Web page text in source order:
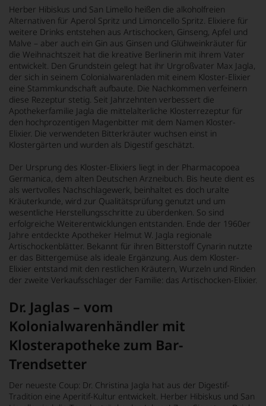
Herber Hibiskus und San Limello heißen die alkoholfreien
Alternativen für Aperol Spritz und Limoncello Spritz. Elixiere für
weitere Drinks entstehen aus Artischocken, Ginseng, Apfel und
Malve – aber auch ein Gin aus Ginsen und Glühweinkräuter für
die Weihnachtszeit hat die kreative Berlinerin mit ihrem Vater
entwickelt. Den Grundstein gelegt hat ihr Urgroßvater Max Jagla,
der sich in seinem Colonialwarenladen mit einem Kloster-Elixier
eine Stammkundschaft aufbaute. Die Nachkommen verfeinern
diese Rezeptur stetig. Seit Jahrzehnten verbessert die
Apothekerfamilie Jagla die mittelalterliche Klosterrezeptur für
den hochprozentigen Magenbitter mit dem Namen Kloster-
Elixier. Die verwendeten Bitterkräuter wuchsen einst in
Klostergärten und wurden als Digestif geschätzt.
Der Ursprung des Kloster-Elixiers liegt in der Pharmacopoea
Germanica, dem alten Deutschen Arzneibuch. Bis heute dient es
als wertvolles Nachschlagewerk, beinhaltet es doch uralte
Kräuterkunde, wird zur Qualitätsprüfung genutzt und um
wesentliche Herstellungsschritte zu überdenken. So sind
erfolgreiche Weiterentwicklungen entstanden. Ende der 1960er
Jahre entdeckte Apotheker Helmut W. Jagla regionale
Artischockenblätter. Bekannt für ihren Bitterstoff Cynarin nutzte
er das Bittergemüse als ideale Ergänzung. Aus dem Kloster-
Elixier entstand mit den restlichen Kräutern, Wurzeln und Rinden
der zweite Verkaufsschlager der Familie: das Artischocken-Elixier.
Dr. Jaglas – vom
Kolonialwarenhändler mit
Klosterapotheke zum Bar-
Trendsetter
Der neueste Coup: Dr. Christina Jagla hat aus der Digestif-
Tradition eine Aperitif-Kultur entwickelt. Herber Hibiskus und San